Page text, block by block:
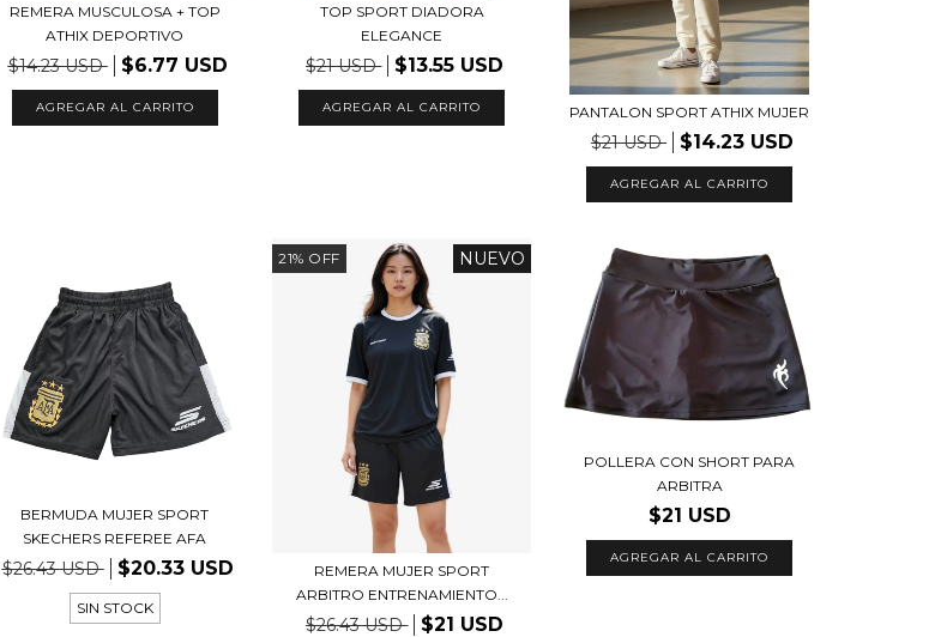
REMERA MUSCULOSA + TOP
ATHIX DEPORTIVO
$14.23 USD $6.77 USD
AGREGAR AL CARRITO
TOP SPORT DIADORA
ELEGANCE
$21 USD $13.55 USD
AGREGAR AL CARRITO PANTALON SPORT ATHIX MUJER
$21 USD $14.23 USD
AGREGAR AL CARRITO
BERMUDA MUJER SPORT
SKECHERS REFEREE AFA
$26.43 USD $20.33 USD
SIN STOCK
21% OFF NUEVO
REMERA MUJER SPORT
ARBITRO ENTRENAMIENTO...
$26.43 USD $21 USD
POLLERA CON SHORT PARA
ARBITRA
$21 USD
AGREGAR AL CARRITO